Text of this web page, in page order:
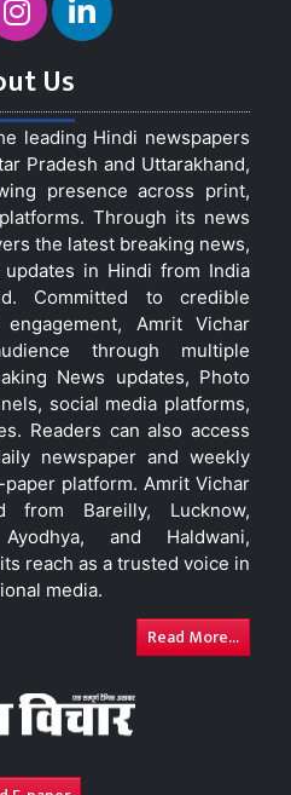
Us
leading Hindi newspapers
Pradesh and Uttarakhand,
presence across print,
Through its news
the latest breaking news,
in Hindi from India
Committed to credible
Amrit Vichar
through multiple
News updates, Photo
social media platforms,
Readers can also access
newspaper and weekly
platform. Amrit Vichar
from Bareilly, Lucknow,
and Haldwani,
reach as a trusted voice in
media.
Read More...